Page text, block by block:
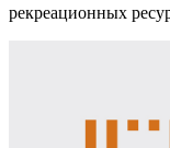
рекреационных